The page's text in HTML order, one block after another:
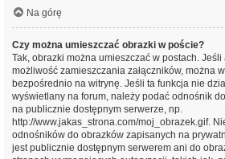
Na górę
Czy można umieszczać obrazki w poście?
Tak, obrazki można umieszczać w postach. Jeśli
możliwość zamieszczania załączników, można
bezpośrednio na witrynę. Jeśli ta funkcja nie
wyświetlany na forum, należy podać odnośnik
na publicznie dostępnym serwerze, np.
http://www.jakas_strona.com/moj_obrazek.gif.
odnośników do obrazków zapisanych na
jest publicznie dostępnym serwerem ani do